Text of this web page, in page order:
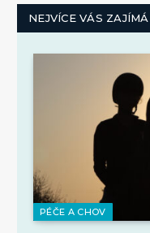
NEJVÍCE VÁS ZAJÍMÁ
PÉČE A CHOV